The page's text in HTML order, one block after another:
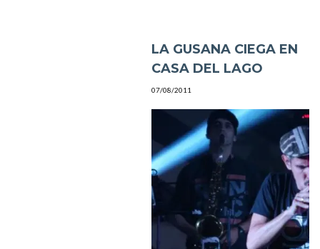
LA GUSANA CIEGA EN
CASA DEL LAGO
07/08/2011